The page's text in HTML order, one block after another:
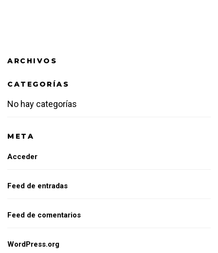
ARCHIVOS
CATEGORÍAS
No hay categorías
META
Acceder
Feed de entradas
Feed de comentarios
WordPress.org